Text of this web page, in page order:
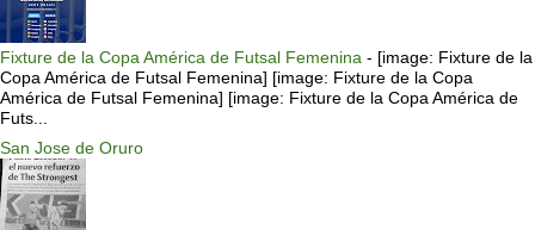
Fixture de la Copa América de Futsal Femenina - [image: Fixture de la
Copa América de Futsal Femenina] [image: Fixture de la Copa
América de Futsal Femenina] [image: Fixture de la Copa América de
Futs...
San Jose de Oruro